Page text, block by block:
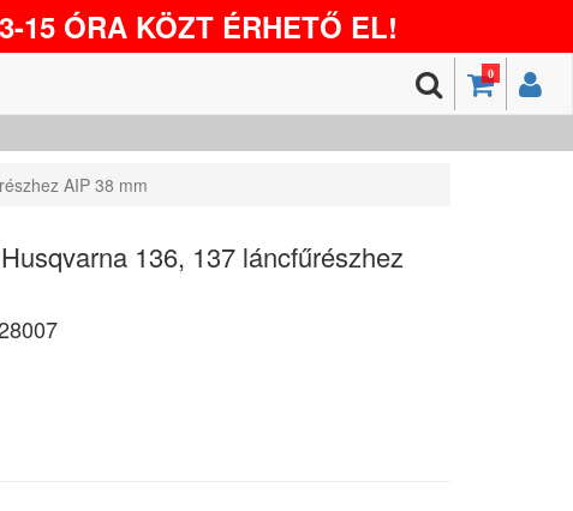
15 ÓRA KÖZT ÉRHETŐ EL!
0
AIP 38 mm
136, 137 láncfűrészhez